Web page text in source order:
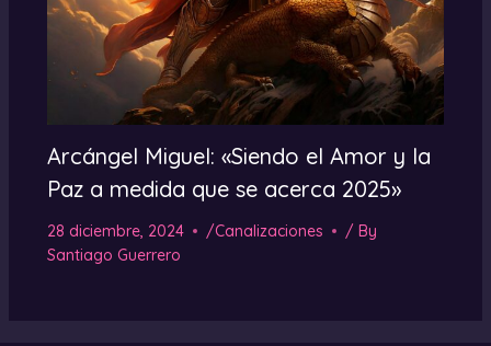
Arcángel Miguel: «Siendo el Amor y la
Paz a medida que se acerca 2025»
28 diciembre, 2024 /Canalizaciones
/ By
Santiago Guerrero